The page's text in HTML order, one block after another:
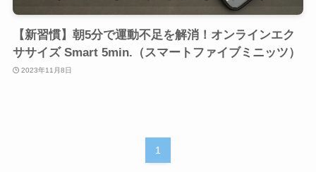
【新習慣】朝5分で運動不足を解消！オンラインエク
ササイズ Smart 5min.（スマートファイブミニッツ）
2023年11月8日
1